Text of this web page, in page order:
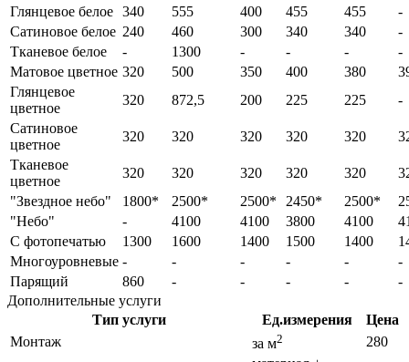
Глянцевое белое 340 555 400 455 455
-
Сатиновое белое 240 460 300 340 340
-
Тканевое белое
- 1300 - - -
-
Матовое цветное 320 500 350 400 380
Глянцевое
цветное
320 872,5 200 225 225
-
Сатиновое
цветное
320 320 320 320 320
Тканевое
цветное
320 320 320 320 320
"Звездное небо"
1800* 2500* 2500* 2450* 2500*
"Небо"
- 4100 4100 3800 4100
С фотопечатью
1300 1600 1400 1500 1400
Многоуровневые - - - - -
-
Парящий
860 - - - -
-
Дополнительные услуги
Тип услуги
Ед.измерения
Цена
Монтаж
за м2
280